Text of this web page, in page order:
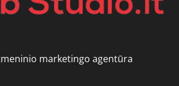
marketingo agentūra